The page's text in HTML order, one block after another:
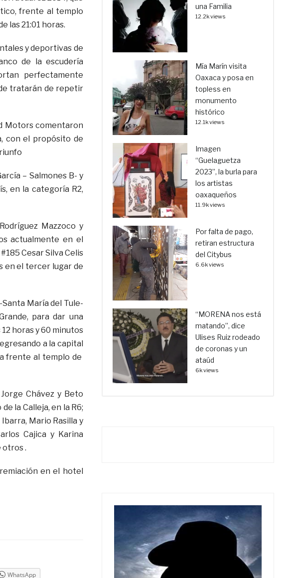
frente al templo
las 21:01 horas.
y deportivas de
de la escudería
perfectamente
tratarán de repetir
Motors comentaron
con el propósito de
– Salmones B- y
en la categoría R2,
Mazzoco y
actualmente en el
Cesar Silva Celis
en el tercer lugar de
Santa María del Tule-
para dar una
horas y 60 minutos
a la capital
frente al templo de
Chávez y Beto
la Calleja, en la R6;
Mario Rasilla y
Cajica y Karina
otros .
en el hotel
WhatsApp
una Familia
12.2k views
Mía Marín visita
Oaxaca y posa en
topless en
monumento
histórico
12.1k views
Imagen
“Guelaguetza
2023”, la burla para
los artistas
oaxaqueños
11.9k views
Por falta de pago,
retiran estructura
del Citybus
6.6k views
“MORENA nos está
matando”, dice
Ulises Ruiz rodeado
de coronas y un
ataúd
6k views